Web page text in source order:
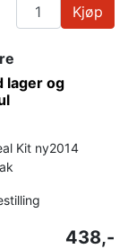
Kjøp
lager og
Kit ny2014
438,-